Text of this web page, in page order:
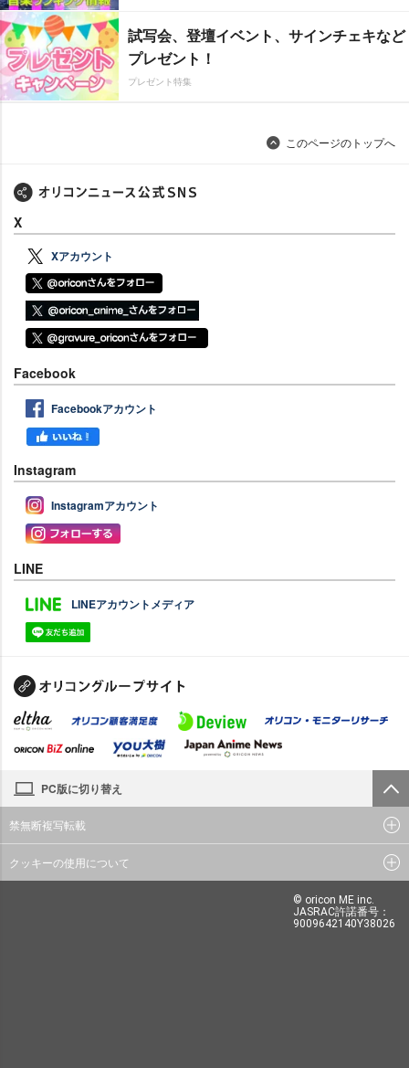
試写会、登壇イベント、サインチェキなど
プレゼント！
プレゼント特集
このページのトップへ
X
Xアカウント
Facebook
Facebookアカウント
Instagram
Instagramアカウント
LINE
LINEアカウントメディア
PC版に切り替え
禁無断複写転載
クッキーの使用について
© oricon ME inc.
JASRAC許諾番号：
9009642140Y38026